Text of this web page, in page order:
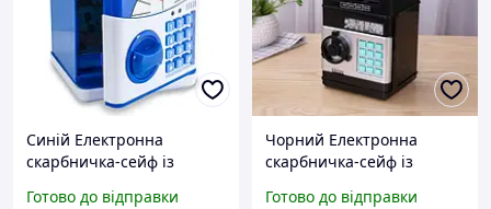
Синій Електронна
скарбничка-сейф із
Готово до відправки
Чорний Електронна
скарбничка-сейф із
Готово до відправки